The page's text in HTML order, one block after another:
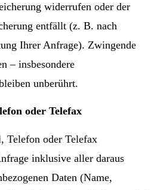
widerrufen oder der
entfällt (z. B. nach
Ihrer Anfrage). Zwingende
– insbesondere
unberührt.
oder Telefax
Telefon oder Telefax
inklusive aller daraus
Daten (Name,